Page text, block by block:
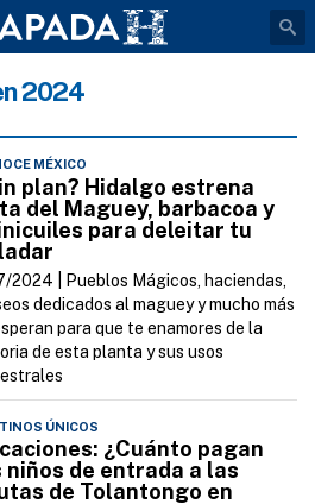
2024
MÉXICO
plan? Hidalgo estrena
del Maguey, barbacoa y
para deleitar tu
2024 | Pueblos Mágicos, haciendas,
dedicados al maguey y mucho más
para que te enamores de la
de esta planta y sus usos
ÚNICOS
¿Cuánto pagan
niños de entrada a las
de Tolantongo en